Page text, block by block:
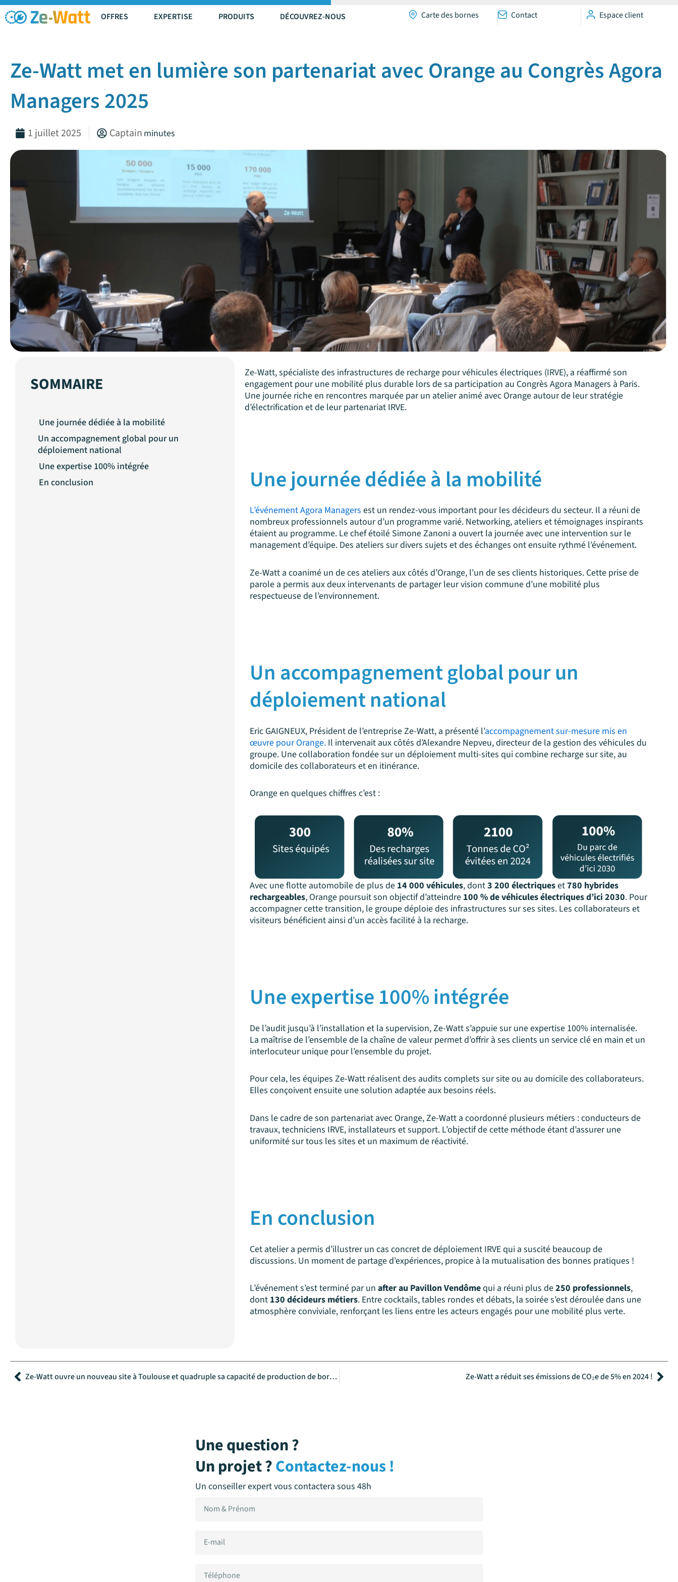
Aller
au
OFFRES EXPERTISE PRODUITS DÉCOUVREZ-NOUS Carte des bornes Contact Espace client
Ze-Watt met en lumière son partenariat avec Orange au Congrès Agora
Managers 2025
1 juillet 2025 Captain minutes
SOMMAIRE
Une journée dédiée à la mobilité
Un accompagnement global pour un
déploiement national
Une expertise 100% intégrée
En conclusion
Ze-Watt, spécialiste des infrastructures de recharge pour véhicules électriques (IRVE), a réaffirmé son
engagement pour une mobilité plus durable lors de sa participation au Congrès Agora Managers à Paris.
Une journée riche en rencontres marquée par un atelier animé avec Orange autour de leur stratégie
d’électrification et de leur partenariat IRVE.
Une journée dédiée à la mobilité
L’événement Agora Managers est un rendez-vous important pour les décideurs du secteur. Il a réuni de
nombreux professionnels autour d’un programme varié. Networking, ateliers et témoignages inspirants
étaient au programme. Le chef étoilé Simone Zanoni a ouvert la journée avec une intervention sur le
management d’équipe. Des ateliers sur divers sujets et des échanges ont ensuite rythmé l’événement.
Ze-Watt a coanimé un de ces ateliers aux côtés d’Orange, l’un de ses clients historiques. Cette prise de
parole a permis aux deux intervenants de partager leur vision commune d’une mobilité plus
respectueuse de l’environnement.
Un accompagnement global pour un
déploiement national
Eric GAIGNEUX, Président de l’entreprise Ze-Watt, a présenté l’accompagnement sur-mesure mis en
œuvre pour Orange.Il intervenait aux côtés d’Alexandre Nepveu, directeur de la gestion des véhicules du
groupe. Une collaboration fondée sur un déploiement multi-sites qui combine recharge sur site, au
domicile des collaborateurs et en itinérance.
Orange en quelques chiffres c’est :
Avec une flotte automobile de plus de 14 000 véhicules, dont3 200 électriqueset780 hybrides
rechargeables, Orange poursuit son objectif d’atteindre 100 % de véhicules électriques d’ici 2030. Pour
accompagner cette transition, le groupe déploie des infrastructures sur ses sites. Les collaborateurs et
visiteurs bénéficient ainsi d’un accès facilité à la recharge.
Une expertise 100% intégrée
De l’audit jusqu’à l’installation et la supervision, Ze-Watt s’appuie sur une expertise 100% internalisée.
La maîtrise de l’ensemble de la chaîne de valeur permet d’offrir à ses clients un service clé en main et un
interlocuteur unique pour l’ensemble du projet.
Pour cela, les équipes Ze-Watt réalisent des audits complets sur site ou au domicile des collaborateurs.
Elles conçoivent ensuite une solution adaptée aux besoins réels.
Dans le cadre de son partenariat avec Orange, Ze-Watt a coordonné plusieurs métiers : conducteurs de
travaux, techniciens IRVE, installateurs et support. L’objectif de cette méthode étant d’assurer une
uniformité sur tous les sites et un maximum de réactivité.
En conclusion
Cet atelier a permis d’illustrer un cas concret de déploiement IRVE qui a suscité beaucoup de
discussions. Un moment de partage d’expériences, propice à la mutualisation des bonnes pratiques !
L’événement s’est terminé par un after au Pavillon Vendômequi a réuni plus de250 professionnels,
dont 130 décideurs métiers. Entre cocktails, tables rondes et débats, la soirée s’est déroulée dans une
atmosphère conviviale, renforçant les liens entre les acteurs engagés pour une mobilité plus verte.
Précédent Ze-Watt ouvre un nouveau site à Toulouse et quadruple sa capacité de production de bornes de recharge Ze-Watt a réduit ses émissions de CO₂e de 5% en 2024 !
Une question ?
Un projet ?Contactez-nous !
Un conseiller expert vous contactera sous 48h